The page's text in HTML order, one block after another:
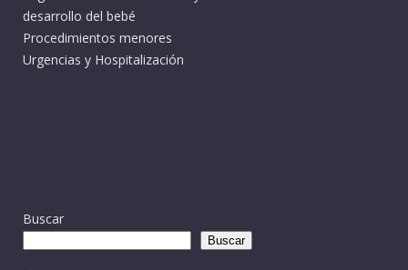
desarrollo del bebé
Procedimientos menores
Urgencias y Hospitalización
Buscar
Buscar